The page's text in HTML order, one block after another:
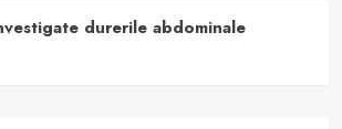
durerile abdominale